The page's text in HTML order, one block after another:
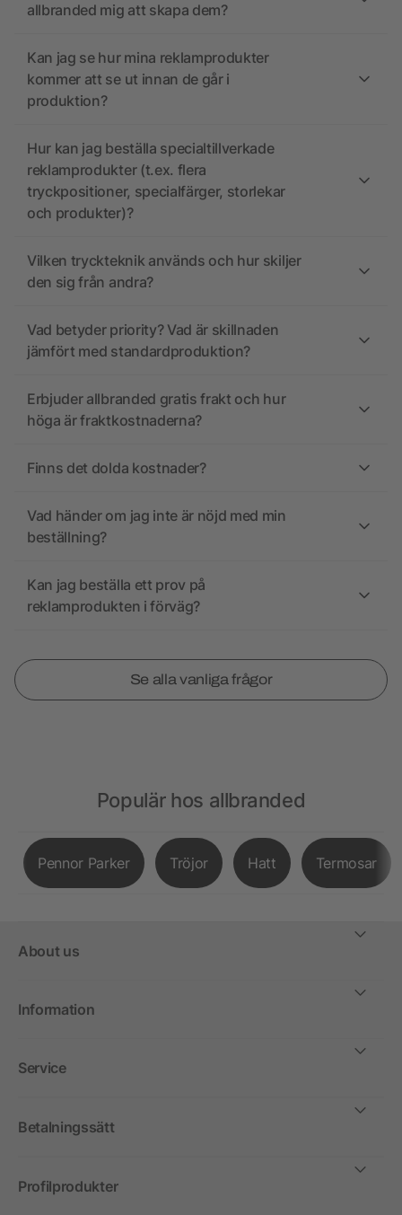
allbranded mig att skapa dem?
Kan jag se hur mina reklamprodukter
kommer att se ut innan de går i
produktion?
Hur kan jag beställa specialtillverkade
reklamprodukter (t.ex. flera
tryckpositioner, specialfärger, storlekar
och produkter)?
Vilken tryckteknik används och hur skiljer
den sig från andra?
Vad betyder priority? Vad är skillnaden
jämfört med standardproduktion?
Erbjuder allbranded gratis frakt och hur
höga är fraktkostnaderna?
Finns det dolda kostnader?
Vad händer om jag inte är nöjd med min
beställning?
Kan jag beställa ett prov på
reklamprodukten i förväg?
Se alla vanliga frågor
Populär hos allbranded
Pennor Parker Tröjor Hatt Termosar
About us
Information
Service
Betalningssätt
Profilprodukter